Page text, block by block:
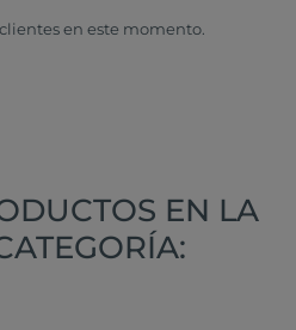
en este momento.
EN LA